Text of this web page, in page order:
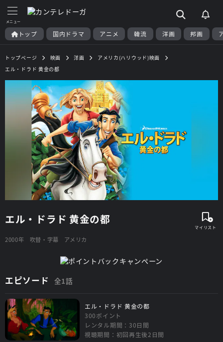
トップ 国内ドラマ アニメ 韓流 洋画 邦画
トップページ 映画 洋画
アメリカ(ハリウッド)映画
エル・ドラド 黄金の都
エル・ドラド 黄金の都
2000年 吹替・字幕 アメリカ
エピソード 全1話
エル・ドラド 黄金の都
300ポイント
レンタル期間：30日間
視聴期間：初回再生後2日間